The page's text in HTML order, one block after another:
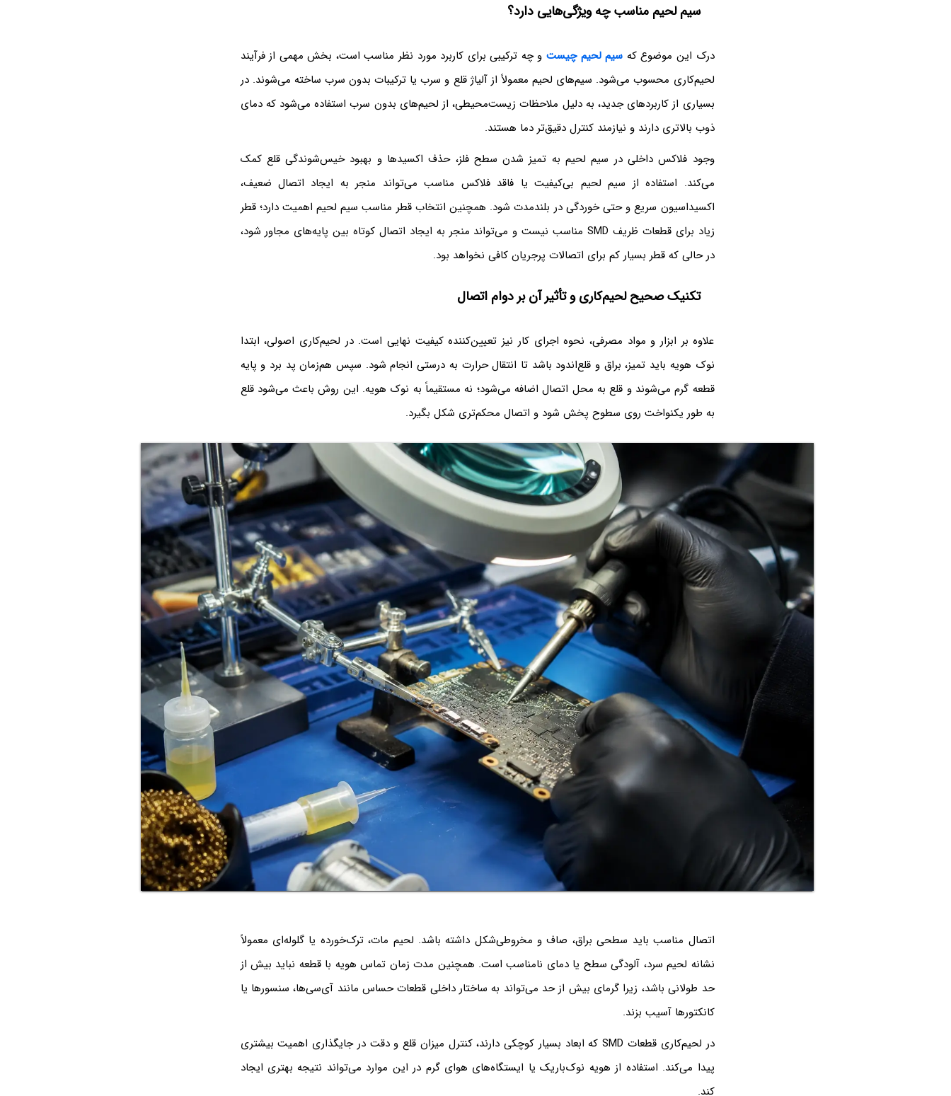
سیم لحیم مناسب چه ویژگی‌هایی دارد؟
درک این موضوع که سیم لحیم چیستو چه ترکیبی برای کاربرد مورد نظر مناسب است، بخش مهمی از فرآیند
لحیم‌کاری محسوب می‌شود. سیم‌های لحیم معمولاً از آلیاژ قلع و سرب یا ترکیبات بدون سرب ساخته می‌شوند. در
بسیاری از کاربردهای جدید، به دلیل ملاحظات زیست‌محیطی، از لحیم‌های بدون سرب استفاده می‌شود که دمای
ذوب بالاتری دارند و نیازمند کنترل دقیق‌تر دما هستند.
وجود فلاکس داخلی در سیم لحیم به تمیز شدن سطح فلز، حذف اکسیدها و بهبود خیس‌شوندگی قلع کمک
می‌کند. استفاده از سیم لحیم بی‌کیفیت یا فاقد فلاکس مناسب می‌تواند منجر به ایجاد اتصال ضعیف،
اکسیداسیون سریع و حتی خوردگی در بلندمدت شود. همچنین انتخاب قطر مناسب سیم لحیم اهمیت دارد؛ قطر
زیاد برای قطعات ظریف SMD مناسب نیست و می‌تواند منجر به ایجاد اتصال کوتاه بین پایه‌های مجاور شود،
در حالی که قطر بسیار کم برای اتصالات پرجریان کافی نخواهد بود.
تکنیک صحیح لحیم‌کاری و تأثیر آن بر دوام اتصال
علاوه بر ابزار و مواد مصرفی، نحوه اجرای کار نیز تعیین‌کننده کیفیت نهایی است. در لحیم‌کاری اصولی، ابتدا
نوک هویه باید تمیز، براق و قلع‌اندود باشد تا انتقال حرارت به درستی انجام شود. سپس هم‌زمان پد برد و پایه
قطعه گرم می‌شوند و قلع به محل اتصال اضافه می‌شود؛ نه مستقیماً به نوک هویه. این روش باعث می‌شود قلع
به طور یکنواخت روی سطوح پخش شود و اتصال محکم‌تری شکل بگیرد.
اتصال مناسب باید سطحی براق، صاف و مخروطی‌شکل داشته باشد. لحیم مات، ترک‌خورده یا گلوله‌ای معمولاً
نشانه لحیم سرد، آلودگی سطح یا دمای نامناسب است. همچنین مدت زمان تماس هویه با قطعه نباید بیش از
حد طولانی باشد، زیرا گرمای بیش از حد می‌تواند به ساختار داخلی قطعات حساس مانند آی‌سی‌ها، سنسورها یا
کانکتورها آسیب بزند.
در لحیم‌کاری قطعات SMD که ابعاد بسیار کوچکی دارند، کنترل میزان قلع و دقت در جایگذاری اهمیت بیشتری
پیدا می‌کند. استفاده از هویه نوک‌باریک یا ایستگاه‌های هوای گرم در این موارد می‌تواند نتیجه بهتری ایجاد
کند.